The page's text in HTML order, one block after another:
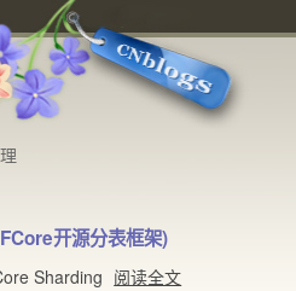
开源分表框架)
Sharding 阅读全文